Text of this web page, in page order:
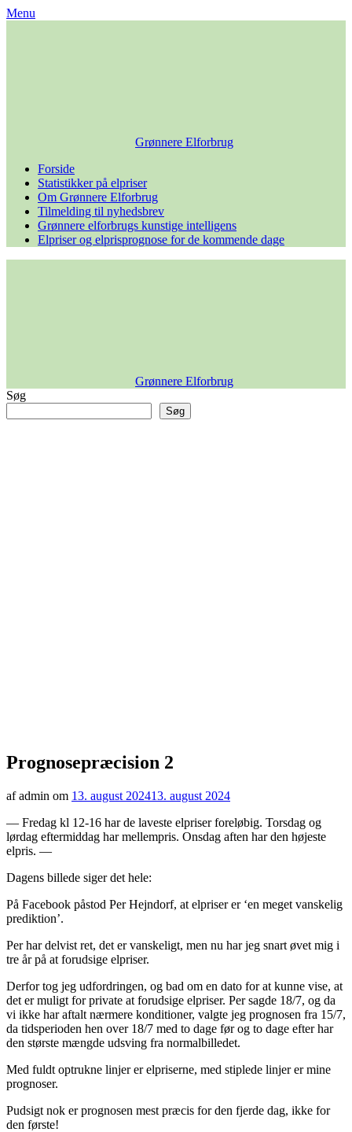
Skip
Menu
Grønnere Elforbrug
Forside
Statistikker på elpriser
Om Grønnere Elforbrug
Tilmelding til nyhedsbrev
Grønnere elforbrugs kunstige intelligens
Elpriser og elprisprognose for de kommende dage
Grønnere Elforbrug
Søg
Søg
Prognosepræcision 2
af admin om 13. august 202413. august 2024
— Fredag kl 12-16 har de laveste elpriser foreløbig. Torsdag og
lørdag eftermiddag har mellempris. Onsdag aften har den højeste
elpris. —
Dagens billede siger det hele:
På Facebook påstod Per Hejndorf, at elpriser er ‘en meget vanskelig
prediktion’.
Per har delvist ret, det er vanskeligt, men nu har jeg snart øvet mig i
tre år på at forudsige elpriser.
Derfor tog jeg udfordringen, og bad om en dato for at kunne vise, at
det er muligt for private at forudsige elpriser. Per sagde 18/7, og da
vi ikke har aftalt nærmere konditioner, valgte jeg prognosen fra 15/7,
da tidsperioden hen over 18/7 med to dage før og to dage efter har
den største mængde udsving fra normalbilledet.
Med fuldt optrukne linjer er elpriserne, med stiplede linjer er mine
prognoser.
Pudsigt nok er prognosen mest præcis for den fjerde dag, ikke for
den første!